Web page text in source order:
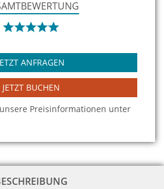
ANFRAGEN
JETZT BUCHEN
Preisinformationen unter